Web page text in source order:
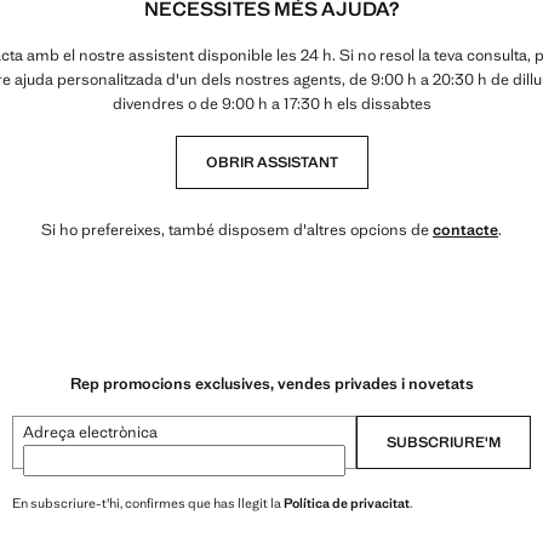
NECESSITES MÉS AJUDA?
amb el nostre assistent disponible les 24 h. Si no resol la teva consulta,
ajuda personalitzada d'un dels nostres agents, de 9:00 h a 20:30 h de
divendres o de 9:00 h a 17:30 h els dissabtes
OBRIR ASSISTANT
Si ho prefereixes, també disposem d'altres opcions decontacte.
Rep promocions exclusives, vendes privades i novetats
Adreça electrònica SUBSCRIURE'M
En subscriure-t'hi, confirmes que has llegit la Política de privacitat.